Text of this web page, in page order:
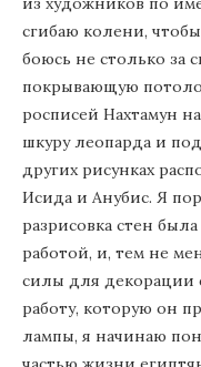
сгибаю колени,
боюсь не столько за
покрывающую
росписей Нахтамун
шкуру леопарда и
других рисунках
Исида и Анубис. Я
разрисовка стен
работой, и, тем не
силы для декорации
работу, которую он
лампы, я начинаю